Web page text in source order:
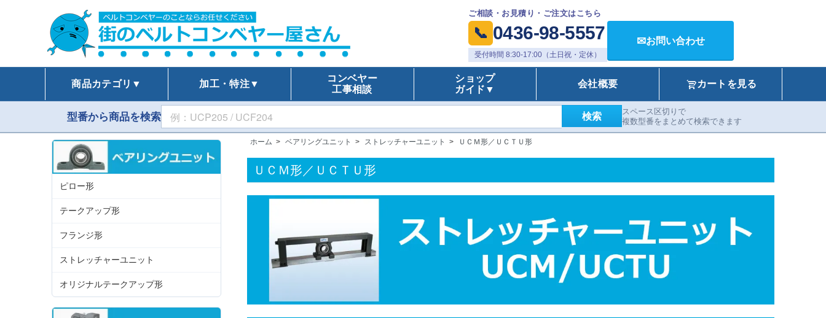
ご相談・お見積り・ご注文はこちら
📞 0436-98-5557
受付時間 8:30-17:00（土日祝・定休）
✉お問い合わせ
商品カテゴリ▼ 加工・特注▼
コンベヤー
工事相談
ショップ
ガイド▼
会社概要 カートを見る
型番から商品を検索 検索
スペース区切りで
複数型番をまとめて検索できます
ホーム > ベアリングユニット > ストレッチャーユニット > ＵＣＭ形／ＵＣＴＵ形
ＵＣＭ形／ＵＣＴＵ形
ピロー形
テークアップ形
フランジ形
ストレッチャーユニット
オリジナルテークアップ形